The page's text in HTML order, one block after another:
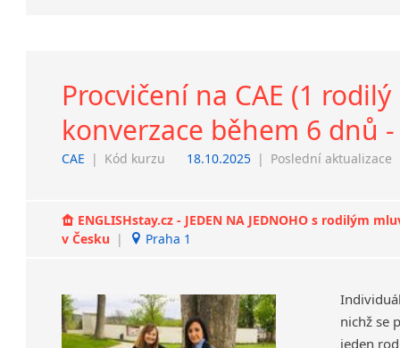
Procvičení na CAE (1
konverzace během 6 dnů -
CAE | Kód kurzu 18.10.2025 | Poslední aktualizace
ENGLISHstay.cz - JEDEN NA JEDNOHO s rodilým
v Česku | Praha 1
nichž se